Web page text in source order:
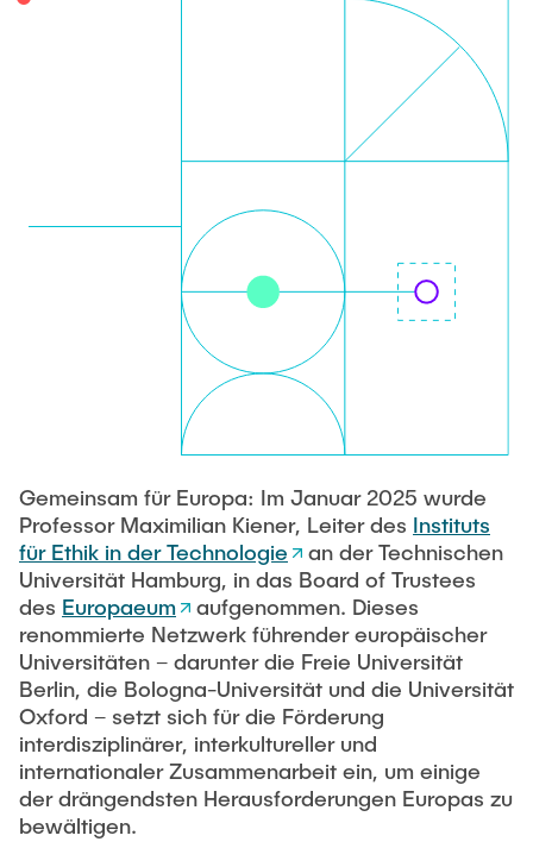
Carmen Hajunga
Wissenschaftliche Mitarbeiter
Niklas Frewer
Kristina Heß
Kai Christian Hübner
Omar Jabi
Marvin Jäger
Sarah Klass
Dominik Langer
Rasmus Mentzer
Philip Riege
Weitere Projektbeteiligungen
Abgeschlossene Projekte
Ausstattung des Instituts
Messtechnik
Aufbautechnologien
Feinmechanik
Software
AKTUELLES
Gemeinsam für Europa: Im Januar 2025 wurde
Professor Maximilian Kiener, Leiter des Instituts
für Ethik in der Technologie
an der Technischen
Universität Hamburg, in das Board of Trustees
des Europaeum
aufgenommen. Dieses
renommierte Netzwerk führender europäischer
Universitäten – darunter die Freie Universität
Berlin, die Bologna-Universität und die Universität
Oxford – setzt sich für die Förderung
interdisziplinärer, interkultureller und
internationaler Zusammenarbeit ein, um einige
der drängendsten Herausforderungen Europas zu
bewältigen.